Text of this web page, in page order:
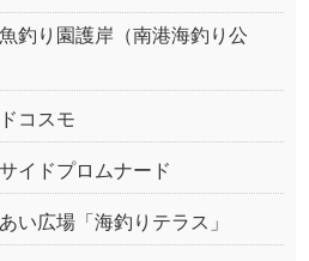
釣り園護岸（南港海釣り公
コスモ
イドプロムナード
い広場「海釣りテラス」